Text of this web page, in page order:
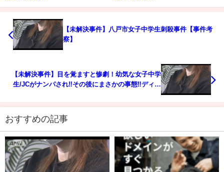
【未解決事件】八戸市女子中学生刺殺事件【事件考
察】
【未解決事件】目を覚ますと惨劇！幼気な女子中学
生/JCがナンパされ‼その後にまさかの事態‼ディス
おすすめの記事